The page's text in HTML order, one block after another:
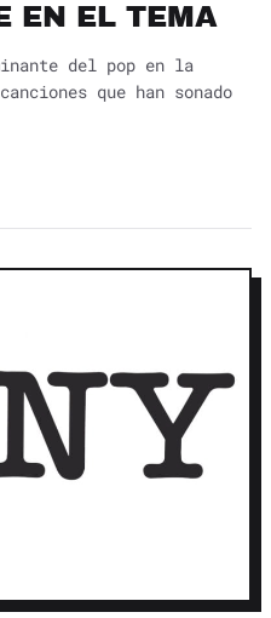
EN EL TEMA
del pop en la
que han sonado